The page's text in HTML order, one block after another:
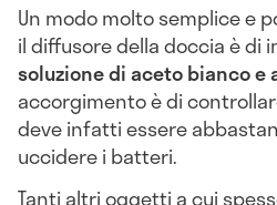
Un modo molto semplice e
il diffusore della doccia è di
soluzione di aceto bianco e
accorgimento è di
deve infatti essere
uccidere i batteri.
Tanti altri oggetti a cui